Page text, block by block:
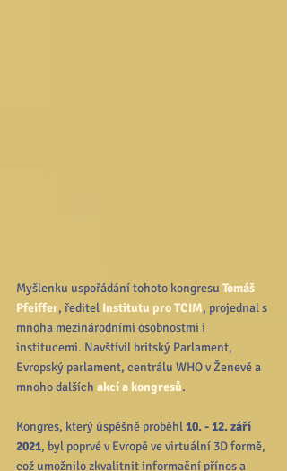
Myšlenku uspořádání tohoto kongresu Tomáš
Pfeiffer, ředitel Institutu pro TCIM, projednal s
mnoha mezinárodními osobnostmi i
institucemi. Navštívil britský Parlament,
Evropský parlament, centrálu WHO v Ženevě a
mnoho dalších akcí a kongresů.
Kongres, který úspěšně proběhl 10. - 12. září
2021, byl poprvé v Evropě ve virtuální 3D formě,
což umožnilo zkvalitnit informační přínos a